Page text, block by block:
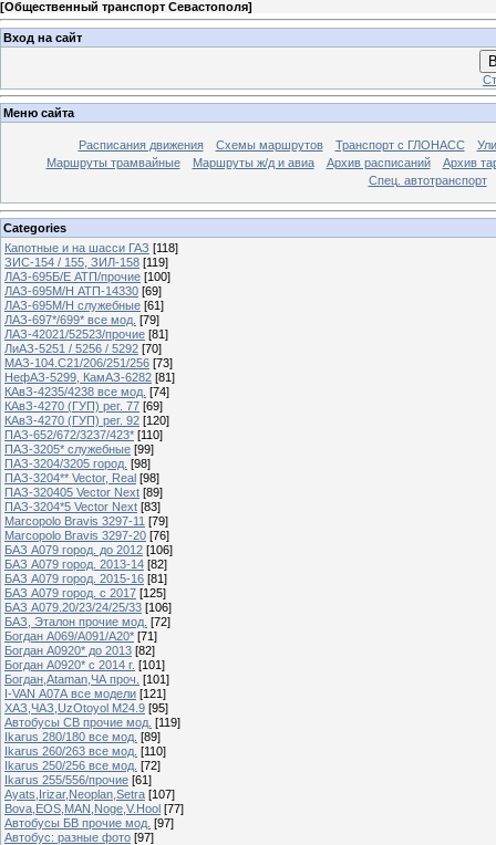
[Общественный транспорт Севастополя]
Вход на сайт
Меню сайта
Расписания движения Схемы маршрутов Транспорт с ГЛОНАСС
Маршруты трамвайные
Маршруты ж/д и авиа Архив расписаний
Архив
Спец. автотранспорт
Categories
Капотные и на шасси ГАЗ [118]
ЗИС-154 / 155, ЗИЛ-158 [119]
ЛАЗ-695Б/Е АТП/прочие [100]
ЛАЗ-695М/Н АТП-14330 [69]
ЛАЗ-695М/Н служебные [61]
ЛАЗ-697*/699* все мод. [79]
ЛАЗ-42021/52523/прочие [81]
ЛиАЗ-5251 / 5256 / 5292 [70]
МАЗ-104.C21/206/251/256 [73]
НефАЗ-5299, КамАЗ-6282 [81]
КАвЗ-4235/4238 все мод. [74]
КАвЗ-4270 (ГУП) рег. 77 [69]
КАвЗ-4270 (ГУП) рег. 92 [120]
ПАЗ-652/672/3237/423* [110]
ПАЗ-3205* служебные [99]
ПАЗ-3204/3205 город. [98]
ПАЗ-3204** Vector, Real [98]
ПАЗ-320405 Vector Next [89]
ПАЗ-3204*5 Vector Next [83]
Marcopolo Bravis 3297-11 [79]
Marcopolo Bravis 3297-20 [76]
БАЗ А079 город. до 2012 [106]
БАЗ А079 город. 2013-14 [82]
БАЗ А079 город. 2015-16 [81]
БАЗ А079 город. с 2017 [125]
БАЗ А079.20/23/24/25/33 [106]
БАЗ, Эталон прочие мод. [72]
Богдан А069/А091/А20* [71]
Богдан А0920* до 2013 [82]
Богдан А0920* с 2014 г. [101]
Богдан,Ataman,ЧА проч. [101]
I-VAN А07А все модели [121]
ХАЗ,ЧАЗ,UzOtoyol M24.9 [95]
Автобусы СВ прочие мод. [119]
Ikarus 280/180 все мод. [89]
Ikarus 260/263 все мод. [110]
Ikarus 250/256 все мод. [72]
Ikarus 255/556/прочие [61]
Ayats,Irizar,Neoplan,Setra [107]
Bova,EOS,MAN,Noge,V.Hool [77]
Автобусы БВ прочие мод. [97]
Автобус: разные фото [97]